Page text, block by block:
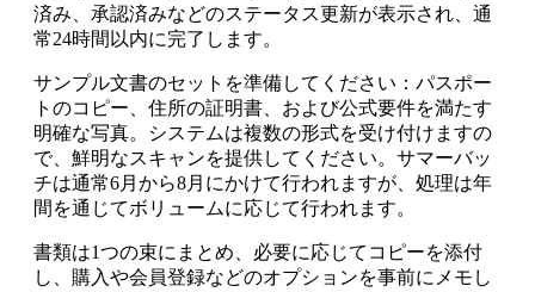
済み、承認済みなどのステータス更新が表示され、通
常24時間以内に完了します。
サンプル文書のセットを準備してください：パスポー
トのコピー、住所の証明書、および公式要件を満たす
明確な写真。システムは複数の形式を受け付けますの
で、鮮明なスキャンを提供してください。サマーバッ
チは通常6月から8月にかけて行われますが、処理は年
間を通じてボリュームに応じて行われます。
書類は1つの束にまとめ、必要に応じてコピーを添付
し、購入や会員登録などのオプションを事前にメモし